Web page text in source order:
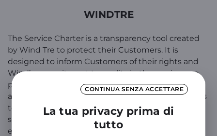
CONTINUA SENZA ACCETTARE
La tua privacy prima di
tutto
WINDTRE
The Service Charter is a transparency tool created
by Wind Tre to protect their Customers. It is
designed to inform Customers of their rights and
Wind’s commitment to quality in the services we
provide, constantly improving quality standards
and the contact methods available. WIND uses this
tool to comply with, among others, the quality
standards for telecommunications service charters
established by the Italian Communications